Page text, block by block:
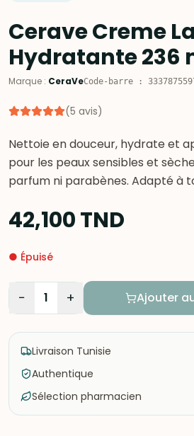
Cerave Creme
Hydratante 236
Marque : CeraVeCode-barre :
(5 avis)
Nettoie en douceur, hydrate et
pour les peaux sensibles et
parfum ni parabènes. Adapté à
42,100TND
● Épuisé
− 1 + Ajouter
Livraison Tunisie
Authentique
Sélection pharmacien